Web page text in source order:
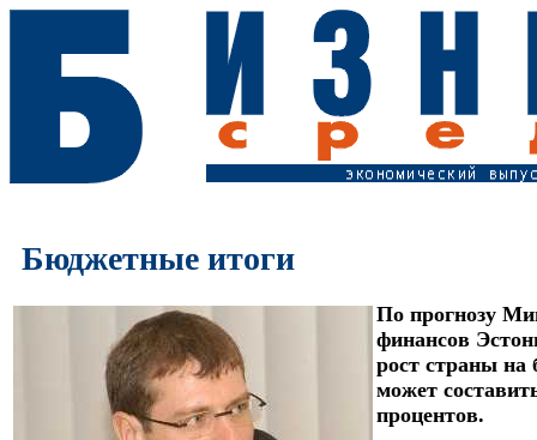
Бюджетные итоги
По прогнозу
финансов
рост страны на
может
процентов.